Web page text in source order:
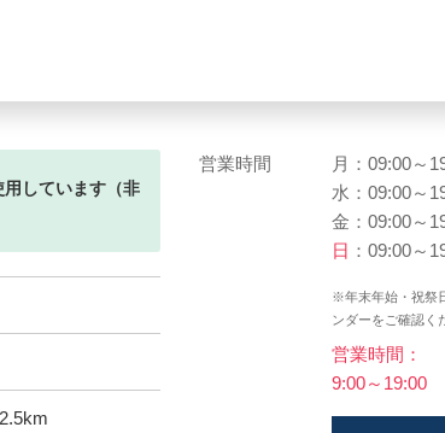
しています（非
営業時間 月：09:00～
水：09:00～
金：09:00～
日 ：09:00～
※年末年始・祝祭
ンダーをご確認く
営業時間：
9:00～19:00